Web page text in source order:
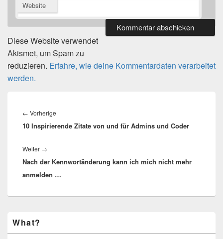
Website
Diese Website verwendet
Akismet, um Spam zu
reduzieren. Erfahre, wie deine Kommentardaten verarbeitet
werden.
← Vorherige
Beitrag:
10 Inspirierende Zitate von und für Admins und Coder
Weiter →
Beitrag:
Nach der Kennwortänderung kann ich mich nicht mehr
anmelden …
Seitenleisten-
Widgetbereich
What?